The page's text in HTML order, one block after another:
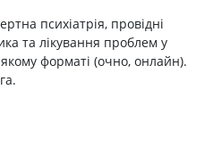
психіатрія, провідні
та лікування проблем у
якому форматі (очно, онлайн).